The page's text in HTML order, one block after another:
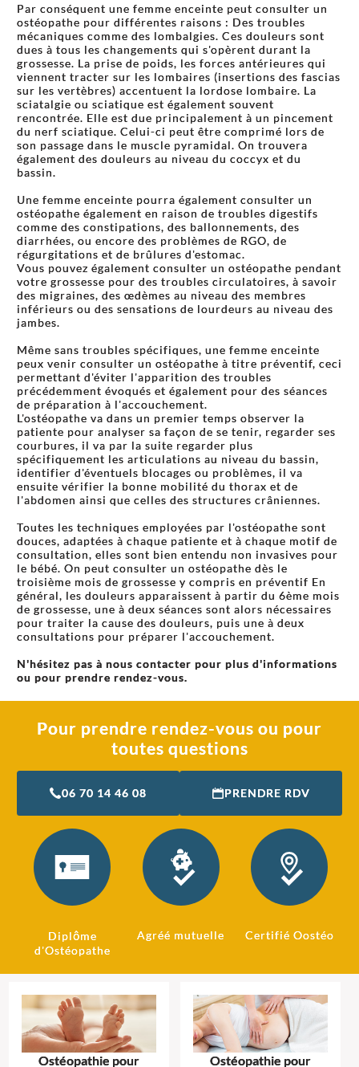
Par conséquent une femme enceinte peut consulter un
ostéopathe pour différentes raisons : Des troubles
mécaniques comme des lombalgies. Ces douleurs sont
dues à tous les changements qui s'opèrent durant la
grossesse. La prise de poids, les forces antérieures qui
viennent tracter sur les lombaires (insertions des fascias
sur les vertèbres) accentuent la lordose lombaire. La
sciatalgie ou sciatique est également souvent
rencontrée. Elle est due principalement à un pincement
du nerf sciatique. Celui-ci peut être comprimé lors de
son passage dans le muscle pyramidal. On trouvera
également des douleurs au niveau du coccyx et du
bassin.
Une femme enceinte pourra également consulter un
ostéopathe également en raison de troubles digestifs
comme des constipations, des ballonnements, des
diarrhées, ou encore des problèmes de RGO, de
régurgitations et de brûlures d'estomac.
Vous pouvez également consulter un ostéopathe pendant
votre grossesse pour des troubles circulatoires, à savoir
des migraines, des œdèmes au niveau des membres
inférieurs ou des sensations de lourdeurs au niveau des
jambes.
Même sans troubles spécifiques, une femme enceinte
peux venir consulter un ostéopathe à titre préventif, ceci
permettant d'éviter l'apparition des troubles
précédemment évoqués et également pour des séances
de préparation à l'accouchement.
L'ostéopathe va dans un premier temps observer la
patiente pour analyser sa façon de se tenir, regarder ses
courbures, il va par la suite regarder plus
spécifiquement les articulations au niveau du bassin,
identifier d'éventuels blocages ou problèmes, il va
ensuite vérifier la bonne mobilité du thorax et de
l'abdomen ainsi que celles des structures crâniennes.
Toutes les techniques employées par l'ostéopathe sont
douces, adaptées à chaque patiente et à chaque motif de
consultation, elles sont bien entendu non invasives pour
le bébé. On peut consulter un ostéopathe dès le
troisième mois de grossesse y compris en préventif En
général, les douleurs apparaissent à partir du 6ème mois
de grossesse, une à deux séances sont alors nécessaires
pour traiter la cause des douleurs, puis une à deux
consultations pour préparer l'accouchement.
N'hésitez pas à nous contacter pour plus d'informations
ou pour prendre rendez-vous.
Pour prendre rendez-vous ou pour
toutes questions
06 70 14 46 08 PRENDRE RDV
Diplôme
d'Ostéopathe
Agréé mutuelle Certifié Oostéo
Ostéopathie pour Ostéopathie pour